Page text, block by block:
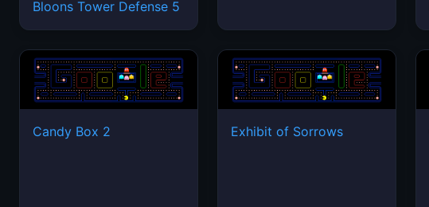
Bloons Tower Defense 5
Candy Box 2 Exhibit of Sorrows